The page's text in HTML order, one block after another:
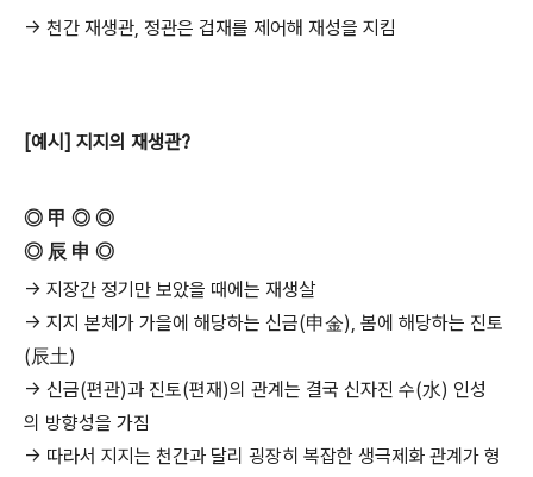
→ 천간 재생관, 정관은 겁재를 제어해 재성을 지킴
[예시] 지지의 재생관?
◎ 甲 ◎ ◎
◎ 辰 申 ◎
→ 지장간 정기만 보았을 때에는 재생살
→ 지지 본체가 가을에 해당하는 신금(申金), 봄에 해당하는 진토
(辰土)
→ 신금(편관)과 진토(편재)의 관계는 결국 신자진 수(水) 인성
의 방향성을 가짐
→ 따라서 지지는 천간과 달리 굉장히 복잡한 생극제화 관계가 형